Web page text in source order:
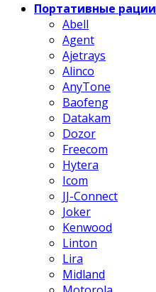
Портативные рации
Abell
Agent
Ajetrays
Alinco
AnyTone
Baofeng
Datakam
Dozor
Freecom
Hytera
Icom
JJ-Connect
Joker
Kenwood
Linton
Lira
Midland